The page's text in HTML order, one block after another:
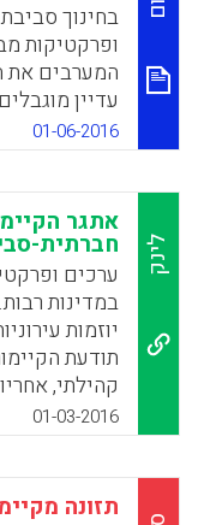
"ילדים
שבהם מוטמע
עומק עם
ממלכתיים
מחברי
הספר וכיצד
המקצועיות
בחינוך
ופרקטיקות
המערבים את
עדיין
זה מוגדרת
אישיים,
לאוריינות
ההתנסויות
האזרחות
Bryant, C).
01-06-2016
לינק
אתגר
חברתית-
ערכים
במדינות
יוזמות
תודעת
קהילתי,
דומיננטיים
מקיימת.
רחבה של
רעיונית,
01-03-2016
תזונה